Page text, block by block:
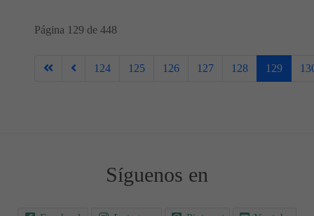
Página 129 de 448
124 125 126 127 128 129
Síguenos en